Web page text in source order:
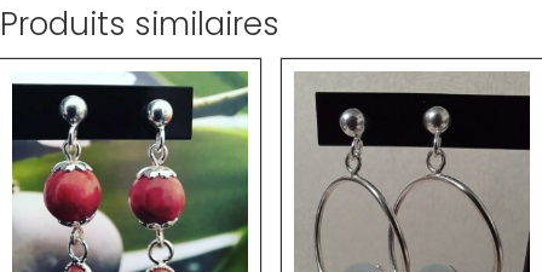
Produits similaires